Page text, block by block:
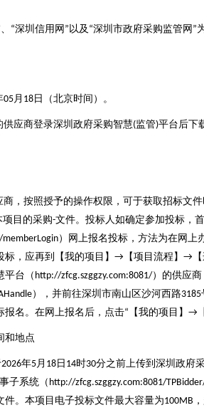
、 “深圳信用网 ”以及 “深圳市政府采购监管网 ”
05月 18 日（北京时间）。
应商登录深圳政府采购智慧(监管)平台后下
，按照授予的操作权限，可于获取招标文
项目的采购-文件。投标人如确定参加投标，
）网上报名投标，方法为在网上
，应再到【我的项目】 → 【项目流程】 →
平台（ http://zfcg.szggzy.com:8081/）的供应商
），并前往深圳市南山区沙河西路3185
报名。在网上报名后，点击“ 【我的项目】 →
和地点
2026年5月 18 日 14时30分之前上传到深圳政府
子系统（ http://zfcg.szggzy.com:8081/
件。本项目电子投标文件最大容量为100MB